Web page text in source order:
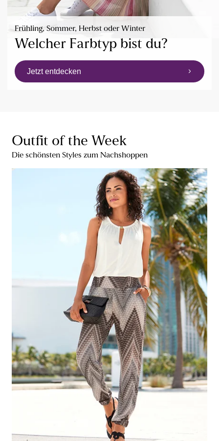
Frühling, Sommer, Herbst oder Winter
Welcher Farbtyp bist du?
Jetzt entdecken
Outfit of the Week
Die schönsten Styles zum Nachshoppen